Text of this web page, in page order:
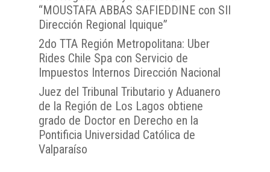
“MOUSTAFA ABBAS SAFIEDDINE con SII
Dirección Regional Iquique”
2do TTA Región Metropolitana: Uber
Rides Chile Spa con Servicio de
Impuestos Internos Dirección Nacional
Juez del Tribunal Tributario y Aduanero
de la Región de Los Lagos obtiene
grado de Doctor en Derecho en la
Pontificia Universidad Católica de
Valparaíso
Antofagasta
TTA de la Región de
Coquimbo
Metropolitana
Libertador General
O`Higgins
TTA de la Región de
TTA de la Región de
TTA de la Región de
Lagos
TTA de la Región de
del General Carlos
Campo
Atención Soporte
Lunes a Viernes entre
08:00 a 17:00